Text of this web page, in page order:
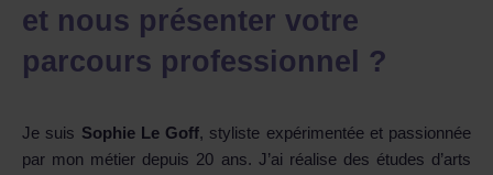
et nous présenter votre
parcours professionnel ?
Je suis Sophie Le Goff, styliste expérimentée et passionnée
par mon métier depuis 20 ans. J’ai réalise des études d’arts